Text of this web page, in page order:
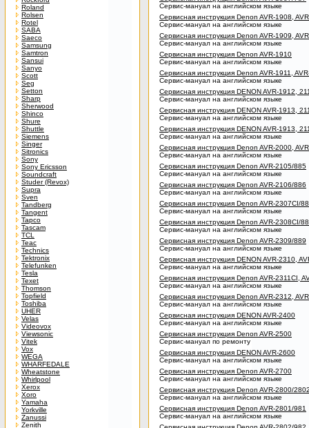
Roland
Rolsen
Rotel
SABA
Saeco
Samsung
Samtron
Sansui
Sanyo
Scott
Seg
Setton
Sharp
Sherwood
Shinco
Shure
Shuttle
Siemens
Singer
Sitronics
Sony
Sony Ericsson
Soundcraft
Studer (Revox)
Supra
Sven
Tandberg
Tangent
Tapco
Tascam
TCL
Teac
Technics
Tektronix
Telefunken
Tesla
Texet
Thomson
Topfield
Toshiba
UHER
Velas
Videovox
Viewsonic
Vitek
Vox
WEGA
WHARFEDALE
Wheatstone
Whirlpool
Xerox
Xoro
Yamaha
Yorkville
Zanussi
Zenith
Сервис-мануал на английском языке
Сервисная инструкция Denon AVR-1908,
Сервис-мануал на английском языке
Сервисная инструкция Denon AVR-1909,
Сервис-мануал на английском языке
Сервисная инструкция Denon AVR-1910
Сервис-мануал на английском языке
Сервисная инструкция Denon AVR-1911,
Сервис-мануал на английском языке
Сервисная инструкция DENON AVR-1912,
Сервис-мануал на английском языке
Сервисная инструкция DENON AVR-1913,
Сервис-мануал на английском языке
Сервисная инструкция DENON AVR-1913,
Сервис-мануал на английском языке
Сервисная инструкция Denon AVR-2000,
Сервис-мануал на английском языке
Сервисная инструкция Denon AVR-2105/885
Сервис-мануал на английском языке
Сервисная инструкция Denon AVR-2106/886
Сервис-мануал на английском языке
Сервисная инструкция Denon AVR-2307CI/
Сервис-мануал на английском языке
Сервисная инструкция Denon AVR-2308CI/
Сервис-мануал на английском языке
Сервисная инструкция Denon AVR-2309/889
Сервис-мануал на английском языке
Сервисная инструкция DENON AVR-2310,
Сервис-мануал на английском языке
Сервисная инструкция Denon AVR-2311CI,
Сервис-мануал на английском языке
Сервисная инструкция Denon AVR-2312,
Сервис-мануал на английском языке
Сервисная инструкция DENON AVR-2400
Сервис-мануал на английском языке
Сервисная инструкция Denon AVR-2500
Сервис-мануал по ремонту
Сервисная инструкция DENON AVR-2600
Сервис-мануал на английском языке
Сервисная инструкция Denon AVR-2700
Сервис-мануал на английском языке
Сервисная инструкция Denon AVR-2800/
Сервис-мануал на английском языке
Сервисная инструкция Denon AVR-2801/981
Сервис-мануал на английском языке